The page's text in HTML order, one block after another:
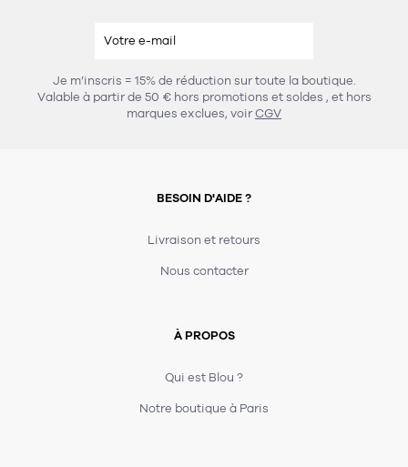
Je m’inscris = 15% de réduction sur toute la boutique.
Valable à partir de 50 € hors promotions et soldes , et hors
marques exclues, voirCGV
BESOIN D'AIDE ?
Livraison et retours
Nous contacter
À PROPOS
Qui est Blou ?
Notre boutique à Paris